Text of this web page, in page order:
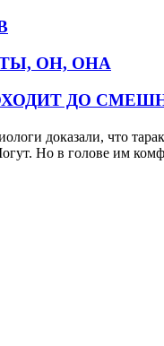
ОН, ОНА
ДО
доказали, что
Но в голове им